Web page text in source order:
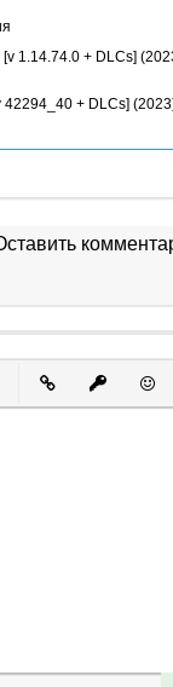
1.14.74.0 + DLCs]
+ DLCs]
списоксписок
Вставить ссылку
Вставить